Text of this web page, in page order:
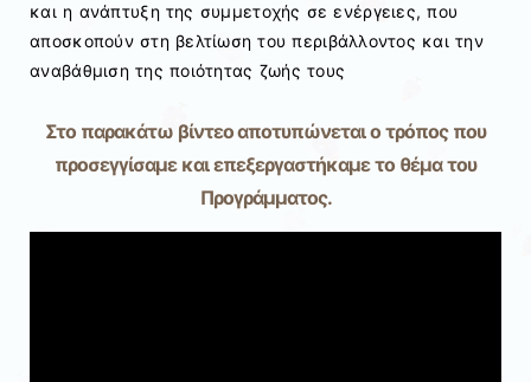
και η ανάπτυξη της συµµετοχής σε ενέργειες, που
αποσκοπούν στη βελτίωση του περιβάλλοντος και την
αναβάθμιση της ποιότητας ζωής τους
Στο παρακάτω βίντεο αποτυπώνεται ο τρόπος που
προσεγγίσαμε και επεξεργαστήκαμε το θέμα του
Προγράμματος.